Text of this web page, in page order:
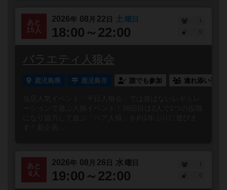
あと
15人
2026年 08 月 22 日 土 曜日
18:00～22:00
1
バラエティ人狼会
鹿児島県 鹿児島市 誰でも参加 連れ添い登録
当店人気イベント「平日人狼会」では遊ばないレギュレ
ーションで遊ぶ人狼イベント！38回目は2人で1つの役職
になり協力して遊ぶ「ペア人狼」を約1年ぶりに遊びま
す！新企画...
あと
6人
2026年 08 月 26 日 水 曜日
19:00～22:00
1